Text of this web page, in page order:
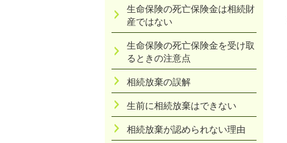
生命保険の死亡保険金は相続財
産ではない
生命保険の死亡保険金を受け取
るときの注意点
相続放棄の誤解
生前に相続放棄はできない
相続放棄が認められない理由